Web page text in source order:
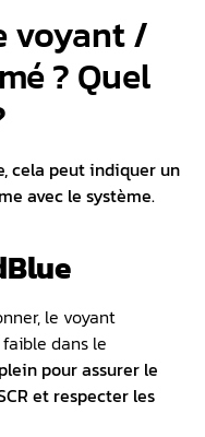
voyant /
? Quel
cela peut indiquer un
avec le système.
le voyant
dans le
pour assurer le
et respecter les